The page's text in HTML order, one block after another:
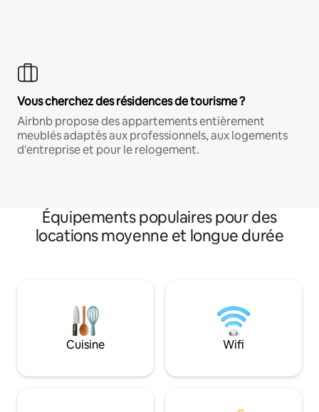
Vous cherchez des résidences de tourisme ?
Airbnb propose des appartements entièrement
meublés adaptés aux professionnels, aux logements
d'entreprise et pour le relogement.
Équipements populaires pour des
locations moyenne et longue durée
Cuisine Wifi